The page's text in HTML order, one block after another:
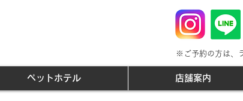
※ご予約の方は、
ペットホテル 店舗案内